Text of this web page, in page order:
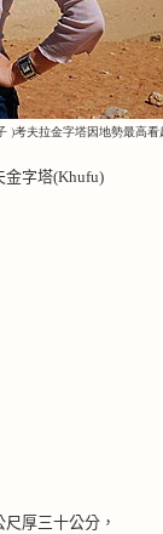
考夫拉金字塔因地勢最高
金字塔(Khufu)
厚三十公分，